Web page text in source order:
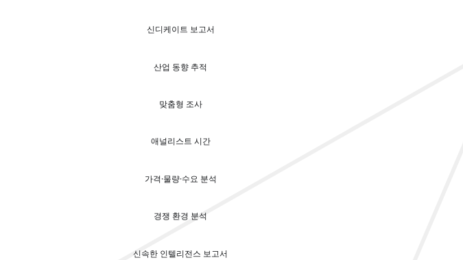
신디케이트 보고서
산업 동향 추적
맞춤형 조사
애널리스트 시간
가격·물량·수요 분석
경쟁 환경 분석
신속한 인텔리전스 보고서